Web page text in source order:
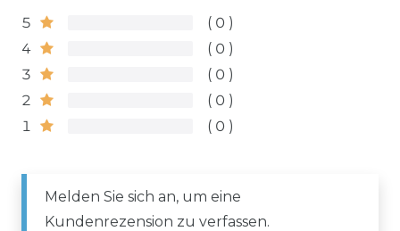
5
0
4
0
3
0
2
0
1
0
Melden Sie sich an, um eine
Kundenrezension zu verfassen.